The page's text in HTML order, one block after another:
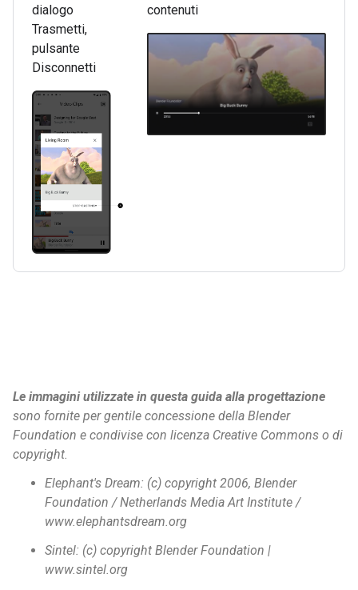
dialogo
Trasmetti,
pulsante
Disconnetti
contenuti
Le immagini utilizzate in questa guida alla progettazione
sono fornite per gentile concessione della Blender
Foundation e condivise con licenza Creative Commons o di
copyright.
Elephant's Dream: (c) copyright 2006, Blender
Foundation / Netherlands Media Art Institute /
www.elephantsdream.org
Sintel: (c) copyright Blender Foundation |
www.sintel.org